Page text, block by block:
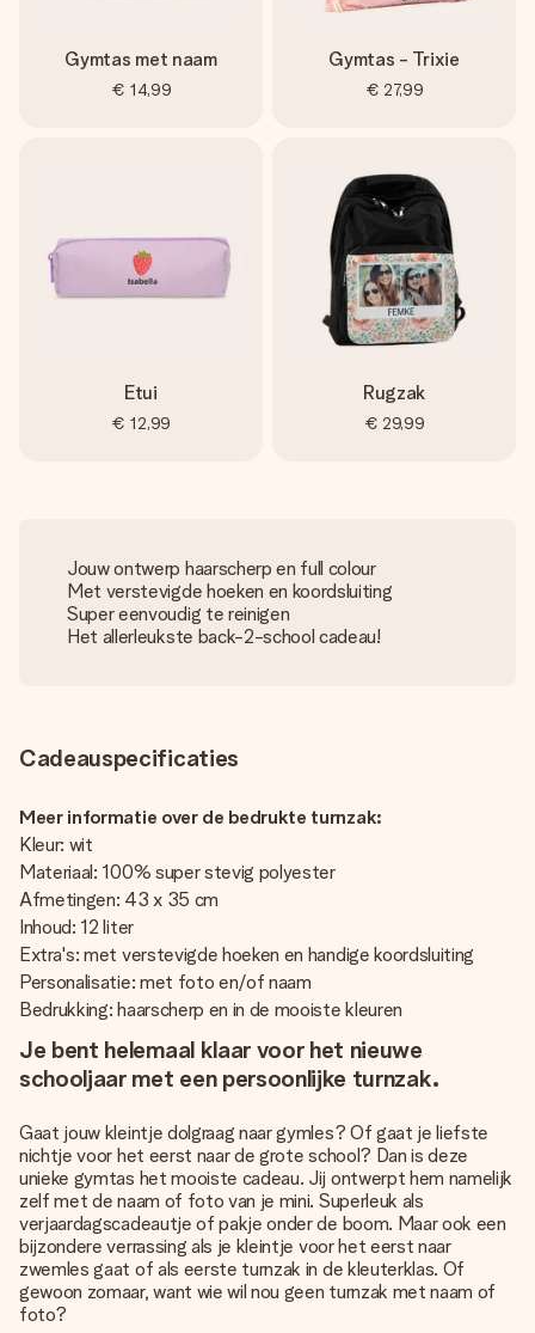
Gymtas met naam
€ 14,99
Gymtas - Trixie
€ 27,99
Etui
€ 12,99
Rugzak
€ 29,99
Jouw ontwerp haarscherp en full colour
Met verstevigde hoeken en koordsluiting
Super eenvoudig te reinigen
Het allerleukste back-2-school cadeau!
Cadeauspecificaties
Meer informatie over de bedrukte turnzak:
Kleur: wit
Materiaal: 100% super stevig polyester
Afmetingen: 43 x 35 cm
Inhoud: 12 liter
Extra's: met verstevigde hoeken en handige koordsluiting
Personalisatie: met foto en/of naam
Bedrukking: haarscherp en in de mooiste kleuren
Je bent helemaal klaar voor het nieuwe
schooljaar met een persoonlijke turnzak.
Gaat jouw kleintje dolgraag naar gymles? Of gaat je liefste
nichtje voor het eerst naar de grote school? Dan is deze
unieke gymtas het mooiste cadeau. Jij ontwerpt hem namelijk
zelf met de naam of foto van je mini. Superleuk als
verjaardagscadeautje of pakje onder de boom. Maar ook een
bijzondere verrassing als je kleintje voor het eerst naar
zwemles gaat of als eerste turnzak in de kleuterklas. Of
gewoon zomaar, want wie wil nou geen turnzak met naam of
foto?